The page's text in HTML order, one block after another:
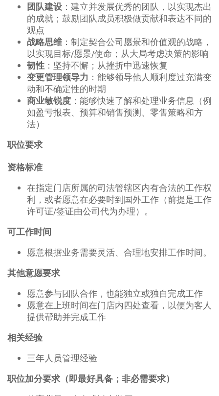
团队建设 ：建立并发展优秀的团队，以实现杰出
的成就；鼓励团队成员积极做贡献和表达不同的
观点
战略思维 ：制定契合公司愿景和价值观的战略，
以实现目标/愿景/使命；从大局考虑决策的影响
韧性 ：坚持不懈；从挫折中迅速恢复
变更管理领导力 ：能够领导他人顺利度过充满变
动和不确定性的时期
商业敏锐度 ：能够快速了解和处理业务信息（例
如盈亏报表、预算和销售预测、零售策略和方
法）
职位要求
资格标准
在指定门店所属的司法管辖区内有合法的工作权
利，或者愿意在必要时到国外工作（前提是工作
许可证/签证由公司代为办理）。
可工作时间
愿意根据业务需要灵活、合理地安排工作时间。
其他意愿要求
愿意参与团队合作，也能独立或独自完成工作
愿意在上班时间在门店内四处查看，以便为客人
提供帮助并完成工作
相关经验
三年人员管理经验
职位加分要求（即最好具备；非必需要求）